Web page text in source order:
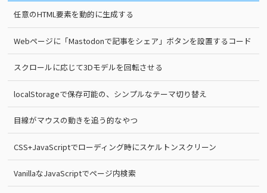
任意のHTML要素を動的に生成する
Webページに「Mastodonで記事をシェア」ボタンを設置するコード
スクロールに応じて3Dモデルを回転させる
localStorageで保存可能の、シンプルなテーマ切り替え
目線がマウスの動きを追う的なやつ
CSS+JavaScriptでローディング時にスケルトンスクリーン
VanillaなJavaScriptでページ内検索